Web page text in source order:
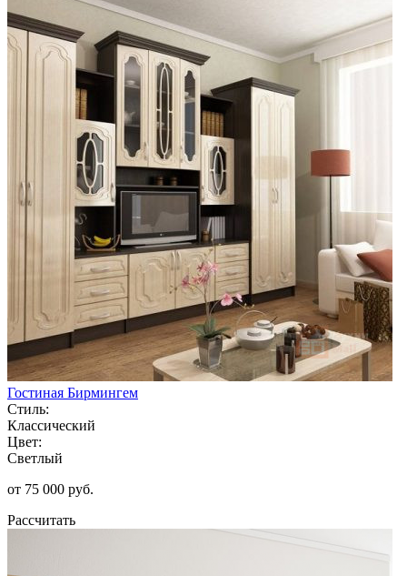
Гостиная Бирмингем
Стиль:
Классический
Цвет:
Светлый
от 75 000 руб.
Рассчитать